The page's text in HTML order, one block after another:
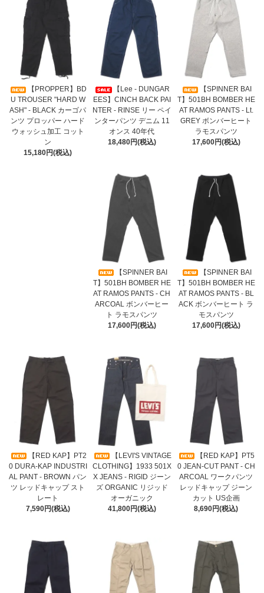
【PROPPER】BD
U TROUSER "HARD W
ASH" - BLACK カーゴパ
ンツ プロッパー ハード
ウォッシュ加工 コット
ン
15,180円(税込)
【Lee - DUNGAR
EES】CINCH BACK PAI
NTER - RINSE リー ペイ
ンターパンツ デニム 11
オンス 40年代
18,480円(税込)
【SPINNER BAI
T】501BH BOMBER HE
AT RAMOS PANTS - Lt.
GREY ボンバーヒート
ラモスパンツ
17,600円(税込)
【SPINNER BAI
T】501BH BOMBER HE
AT RAMOS PANTS - CH
ARCOAL ボンバーヒー
ト ラモスパンツ
17,600円(税込)
【SPINNER BAI
T】501BH BOMBER HE
AT RAMOS PANTS - BL
ACK ボンバーヒート ラ
モスパンツ
17,600円(税込)
【RED KAP】PT2
0 DURA-KAP INDUSTRI
AL PANT - BROWN パン
ツ レッドキャップ スト
レート
7,590円(税込)
【LEVI'S VINTAGE
CLOTHING】1933 501X
X JEANS - RIGID ジーン
ズ ORGANIC リジッド
オーガニック
41,800円(税込)
【RED KAP】PT5
0 JEAN-CUT PANT - CH
ARCOAL ワークパンツ
レッドキャップ ジーン
カット US企画
8,690円(税込)